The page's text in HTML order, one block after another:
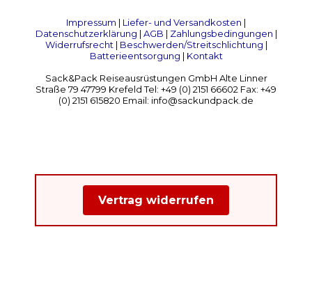
Impressum | Liefer- und Versandkosten |
Datenschutzerklärung | AGB | Zahlungsbedingungen |
Widerrufsrecht | Beschwerden/Streitschlichtung |
Batterieentsorgung | Kontakt
Sack&Pack Reiseausrüstungen GmbH Alte Linner
Straße 79 47799 Krefeld Tel: +49 (0) 2151 66602 Fax: +49
(0) 2151 615820 Email: info@sackundpack.de
Vertrag widerrufen